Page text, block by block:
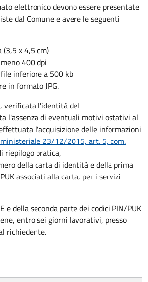
elettronico devono essere presentate
dal Comune e avere le seguenti
x 4,5 cm)
400 dpi
inferiore a 500 kb
in formato JPG.
verificata l'identità del
l'assenza di eventuali motivi ostativi al
l'acquisizione delle informazioni
23/12/2015, art. 5, com.
riepilogo pratica,
della carta di identità e della prima
associati alla carta, per i servizi
e della seconda parte dei codici PIN/PUK
entro sei giorni lavorativi, presso
richiedente.